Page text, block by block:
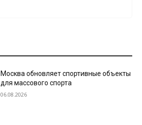
Москва обновляет спортивные объекты
для массового спорта
06.08.2026